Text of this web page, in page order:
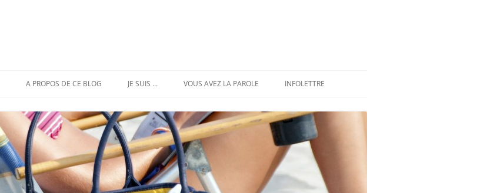
A PROPOS DE CE BLOG JE SUIS … VOUS AVEZ LA PAROLE INFOLETTRE